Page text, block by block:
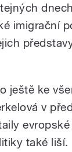
imigrační
ještě ke
v
také